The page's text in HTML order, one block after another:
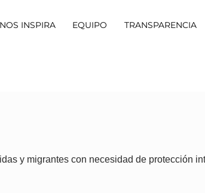
INSPIRA EQUIPO TRANSPARENCIA
y migrantes con necesidad de protección